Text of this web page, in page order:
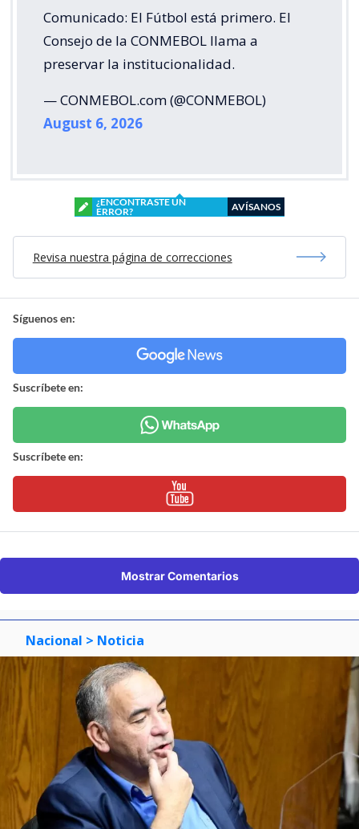
Comunicado: El Fútbol está primero. El
Consejo de la CONMEBOL llama a
preservar la institucionalidad.
— CONMEBOL.com (@CONMEBOL)
August 6, 2026
¿ENCONTRASTE UN
ERROR?
AVÍSANOS
Revisa nuestra página de correcciones
Síguenos en:
Suscríbete en:
Suscríbete en:
Mostrar Comentarios
Nacional > Noticia